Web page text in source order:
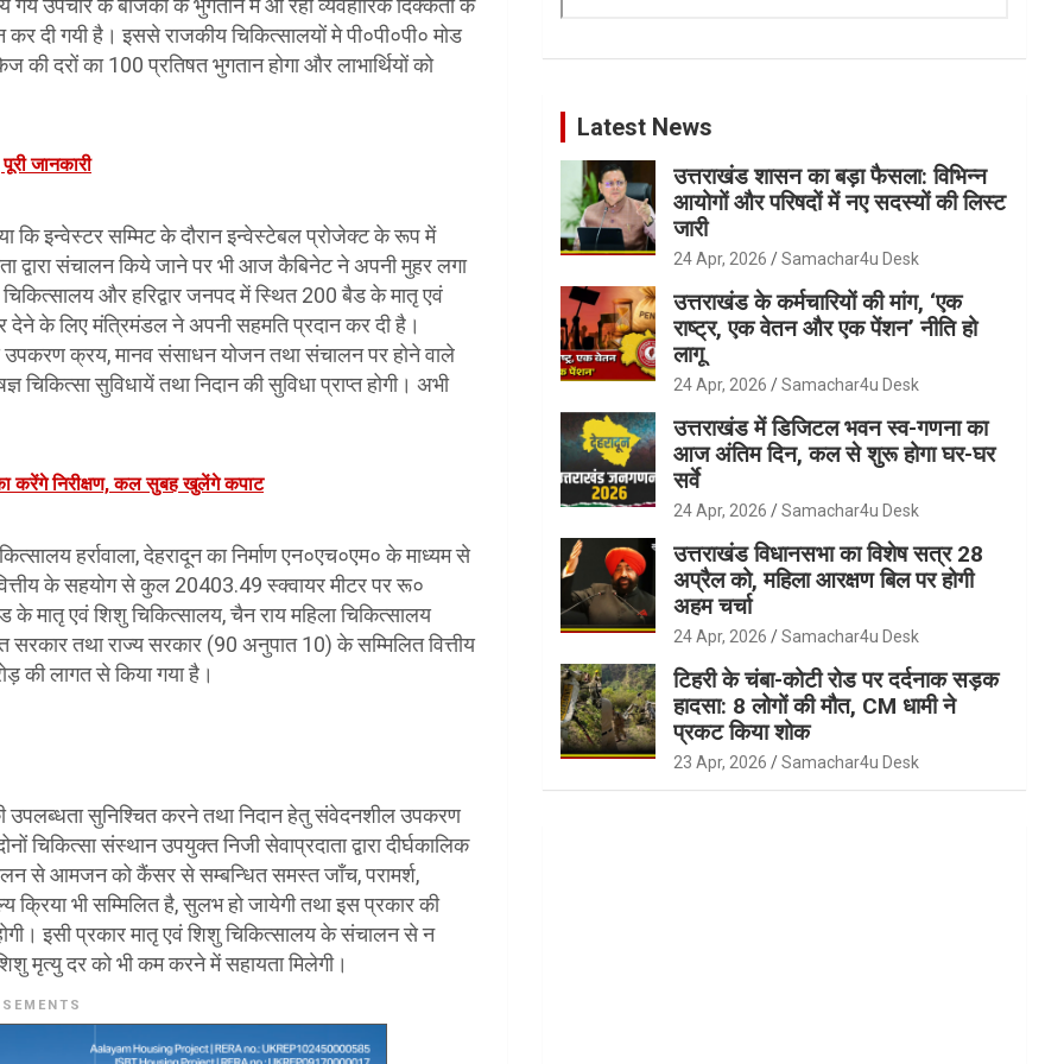
गये उपचार के बीजकों के भुगतान में आ रही व्यवहारिक दिक्कतों के
दी गयी है। इससे राजकीय चिकित्सालयों मे पी०पी०पी० मोड
दरों का 100 प्रतिषत भुगतान होगा और लाभार्थियों को
जानकारी
कि इन्वेस्टर सम्मिट के दौरान इन्वेस्टेबल प्रोजेक्ट के रूप में
द्वारा संचालन किये जाने पर भी आज कैबिनेट ने अपनी मुहर लगा
और हरिद्वार जनपद में स्थित 200 बैड के मातृ एवं
देने के लिए मंत्रिमंडल ने अपनी सहमति प्रदान कर दी है।
उपकरण क्रय, मानव संसाधन योजन तथा संचालन पर होने वाले
चिकित्सा सुविधायें तथा निदान की सुविधा प्राप्त होगी। अभी
का करेंगे निरीक्षण, कल सुबह खुलेंगे कपाट
हर्रावाला, देहरादून का निर्माण एन०एच०एम० के माध्यम से
के सहयोग से कुल 20403.49 स्क्वायर मीटर पर रू०
मातृ एवं शिशु चिकित्सालय, चैन राय महिला चिकित्सालय
सरकार तथा राज्य सरकार (90 अनुपात 10) के सम्मिलित वित्तीय
की लागत से किया गया है।
उपलब्धता सुनिश्चित करने तथा निदान हेतु संवेदनशील उपकरण
संस्थान उपयुक्त निजी सेवाप्रदाता द्वारा दीर्घकालिक
से आमजन को कैंसर से सम्बन्धित समस्त जाँच, परामर्श,
क्रिया भी सम्मिलित है, सुलभ हो जायेगी तथा इस प्रकार की
इसी प्रकार मातृ एवं शिशु चिकित्सालय के संचालन से न
मृत्यु दर को भी कम करने में सहायता मिलेगी।
Latest News
उत्तराखंड शासन का बड़ा फैसला: विभिन्न
आयोगों और परिषदों में नए सदस्यों की लिस्ट
जारी
24 Apr, 2026 Samachar4u Desk
उत्तराखंड के कर्मचारियों की मांग, ‘एक
राष्ट्र, एक वेतन और एक पेंशन’ नीति हो
लागू
24 Apr, 2026 Samachar4u Desk
उत्तराखंड में डिजिटल भवन स्व-गणना का
आज अंतिम दिन, कल से शुरू होगा घर-घर
सर्वे
24 Apr, 2026 Samachar4u Desk
उत्तराखंड विधानसभा का विशेष सत्र 28
अप्रैल को, महिला आरक्षण बिल पर होगी
अहम चर्चा
24 Apr, 2026 Samachar4u Desk
टिहरी के चंबा-कोटी रोड पर दर्दनाक सड़क
हादसा: 8 लोगों की मौत, CM धामी ने
प्रकट किया शोक
23 Apr, 2026 Samachar4u Desk